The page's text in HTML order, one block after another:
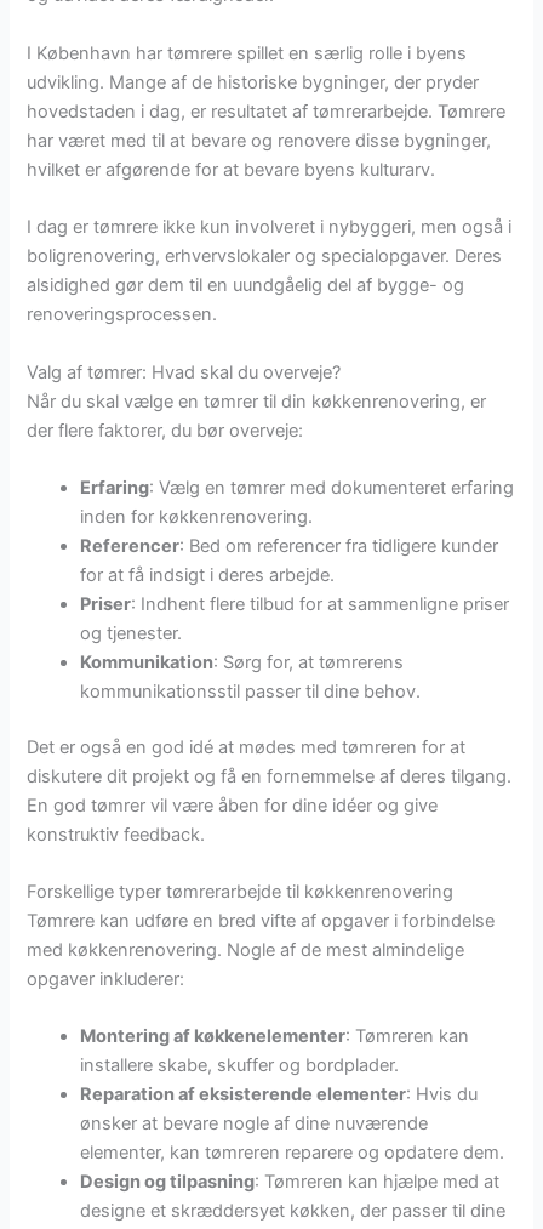
I København har tømrere spillet en særlig rolle i byens
udvikling. Mange af de historiske bygninger, der pryder
hovedstaden i dag, er resultatet af tømrerarbejde. Tømrere
har været med til at bevare og renovere disse bygninger,
hvilket er afgørende for at bevare byens kulturarv.
I dag er tømrere ikke kun involveret i nybyggeri, men også i
boligrenovering, erhvervslokaler og specialopgaver. Deres
alsidighed gør dem til en uundgåelig del af bygge- og
renoveringsprocessen.
Valg af tømrer: Hvad skal du overveje?
Når du skal vælge en tømrer til din køkkenrenovering, er
der flere faktorer, du bør overveje:
Erfaring: Vælg en tømrer med dokumenteret erfaring
inden for køkkenrenovering.
Referencer: Bed om referencer fra tidligere kunder
for at få indsigt i deres arbejde.
Priser: Indhent flere tilbud for at sammenligne priser
og tjenester.
Kommunikation: Sørg for, at tømrerens
kommunikationsstil passer til dine behov.
Det er også en god idé at mødes med tømreren for at
diskutere dit projekt og få en fornemmelse af deres tilgang.
En god tømrer vil være åben for dine idéer og give
konstruktiv feedback.
Forskellige typer tømrerarbejde til køkkenrenovering
Tømrere kan udføre en bred vifte af opgaver i forbindelse
med køkkenrenovering. Nogle af de mest almindelige
opgaver inkluderer:
Montering af køkkenelementer: Tømreren kan
installere skabe, skuffer og bordplader.
Reparation af eksisterende elementer: Hvis du
ønsker at bevare nogle af dine nuværende
elementer, kan tømreren reparere og opdatere dem.
Design og tilpasning: Tømreren kan hjælpe med at
designe et skræddersyet køkken, der passer til dine